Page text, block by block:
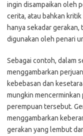
ingin disampaikan oleh
cerita, atau bahkan
hanya sekadar
digunakan oleh penari
Sebagai contoh, dalam
menggambarkan
kebebasan dan
mungkin mencerminkan
perempuan tersebut.
menggambarkan
gerakan yang lembut